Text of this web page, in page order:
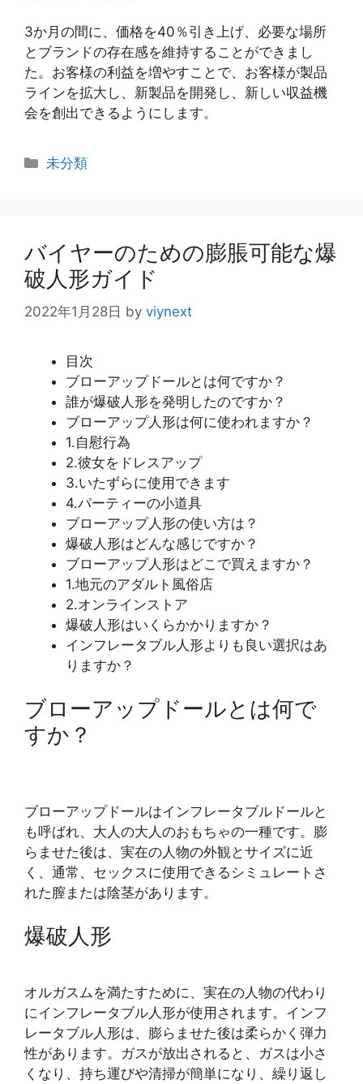
3か月の間に、価格を40％引き上げ、必要な場所
とブランドの存在感を維持することができまし
た。お客様の利益を増やすことで、お客様が製品
ラインを拡大し、新製品を開発し、新しい収益機
会を創出できるようにします。
カ
ー
未分類
バイヤーのための膨脹可能な爆
破人形ガイド
2022年1月28日 by viynext
目次
ブローアップドールとは何ですか？
誰が爆破人形を発明したのですか？
ブローアップ人形は何に使われますか？
1.自慰行為
2.彼女をドレスアップ
3.いたずらに使用できます
4.パーティーの小道具
ブローアップ人形の使い方は？
爆破人形はどんな感じですか？
ブローアップ人形はどこで買えますか？
1.地元のアダルト風俗店
2.オンラインストア
爆破人形はいくらかかりますか？
インフレータブル人形よりも良い選択はあ
りますか？
ブローアップドールとは何で
すか？
ブローアップドールはインフレータブルドールと
も呼ばれ、大人の大人のおもちゃの一種です。膨
らませた後は、実在の人物の外観とサイズに近
く、通常、セックスに使用できるシミュレートさ
れた膣または陰茎があります。
爆破人形
オルガスムを満たすために、実在の人物の代わり
にインフレータブル人形が使用されます。インフ
レータブル人形は、膨らませた後は柔らかく弾力
性があります。ガスが放出されると、ガスは小さ
くなり、持ち運びや清掃が簡単になり、繰り返し